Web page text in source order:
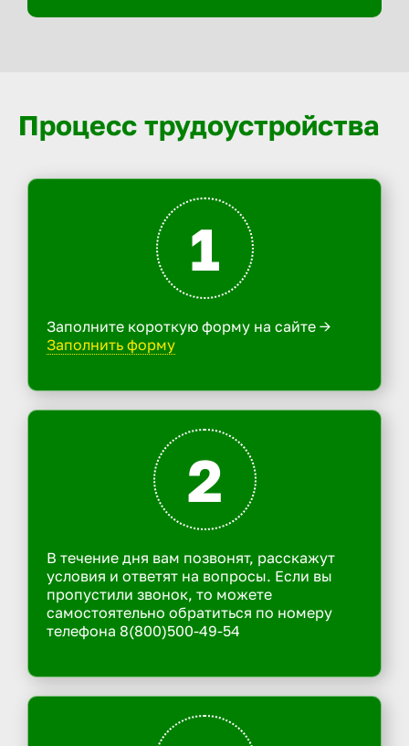
Процесс трудоустройства
1
Заполните короткую форму на сайте ->
Заполнить форму
2
В течение дня вам позвонят, расскажут
условия и ответят на вопросы. Если вы
пропустили звонок, то можете
самостоятельно обратиться по номеру
телефона 8(800)500-49-54